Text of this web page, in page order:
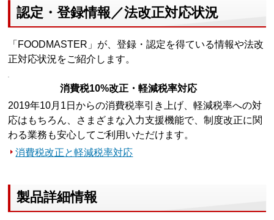
認定・登録情報／法改正対応状況
「FOODMASTER」が、登録・認定を得ている情報や法改
正対応状況をご紹介します。
消費税10%改正・軽減税率対応
2019年10月1日からの消費税率引き上げ、軽減税率への対
応はもちろん、さまざまな入力支援機能で、制度改正に関
わる業務も安心してご利用いただけます。
消費税改正と軽減税率対応
製品詳細情報